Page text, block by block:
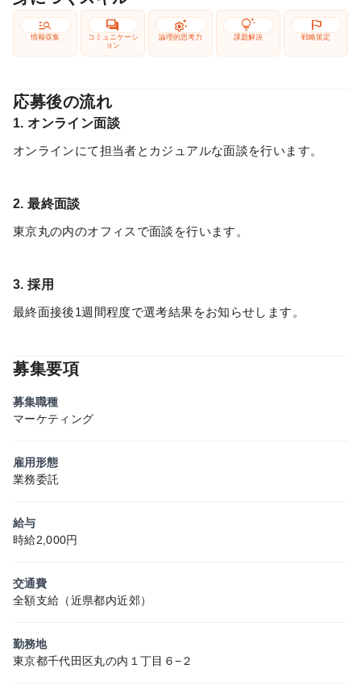
manage_search
情報収集
forum
コミュニケーシ
ョン
settings_suggest
論理的思考力
tips_and_updates
課題解決
flag
戦略策定
応募後の流れ
1. オンライン面談
オンラインにて担当者とカジュアルな面談を行います。
2. 最終面談
東京丸の内のオフィスで面談を行います。
3. 採用
最終面接後1週間程度で選考結果をお知らせします。
募集要項
募集職種
マーケティング
雇用形態
業務委託
給与
時給2,000円
交通費
全額支給（近県都内近郊）
勤務地
東京都千代田区丸の内１丁目６−２